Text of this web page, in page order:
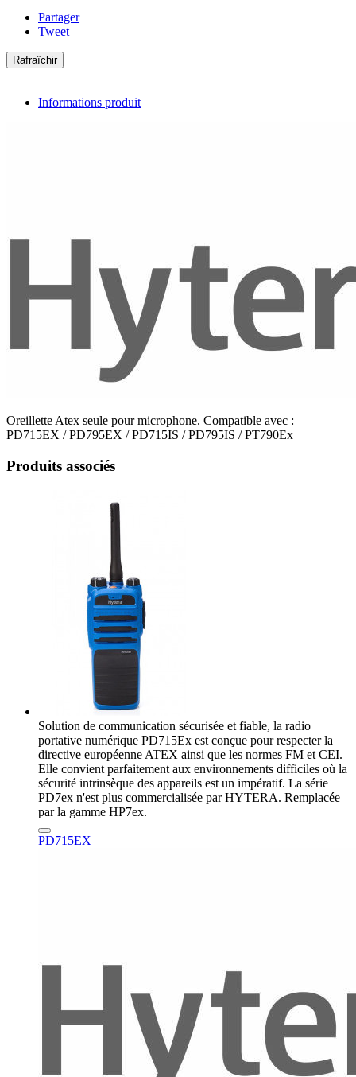
Partager
Tweet
Informations produit
Oreillette Atex seule pour microphone. Compatible avec :
PD715EX / PD795EX / PD715IS / PD795IS / PT790Ex
Produits associés
Solution de communication sécurisée et fiable, la radio
portative numérique PD715Ex est conçue pour respecter la
directive européenne ATEX ainsi que les normes FM et CEI.
Elle convient parfaitement aux environnements difficiles où la
sécurité intrinsèque des appareils est un impératif. La série
PD7ex n'est plus commercialisée par HYTERA. Remplacée
par la gamme HP7ex.
PD715EX